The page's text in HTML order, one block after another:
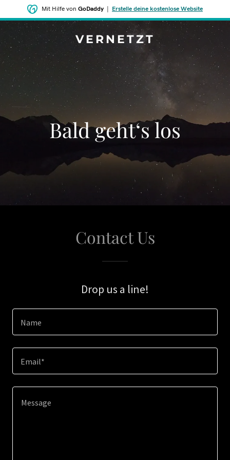
Mit Hilfe von GoDaddy Erstelle deine kostenlose Website
VERNETZT
Bald geht‘s los
Contact Us
Drop us a line!
Name
Email*